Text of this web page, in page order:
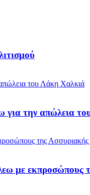
για την απώλεια
με εκπροσώπους